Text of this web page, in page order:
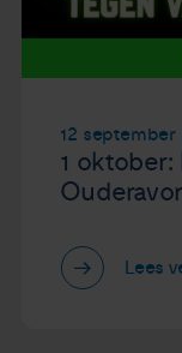
12 september
1
Lees